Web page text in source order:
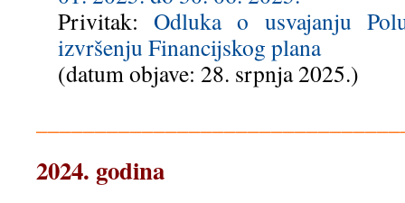
Privitak: Odluka o usvajanju
izvršenju Financijskog plana
(datum objave: 28. srpnja 2025.)
2024. godina